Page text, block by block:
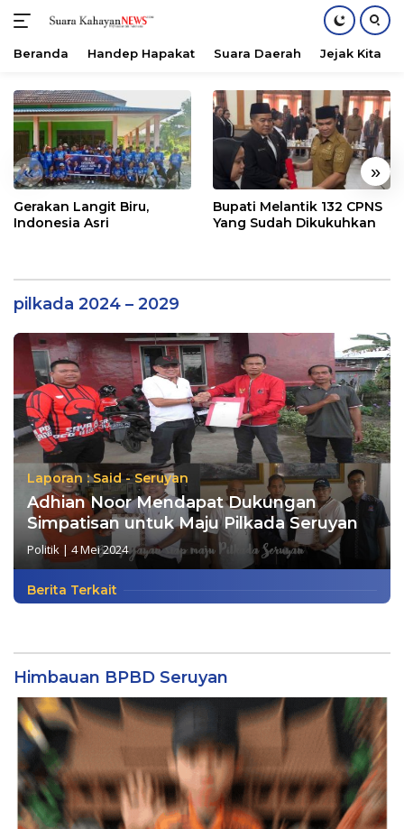
konten
Beranda Handep Hapakat Suara Daerah Jejak Kita
« »
Gerakan Langit Biru,
Indonesia Asri
Bupati Melantik 132 CPNS
Yang Sudah Dikukuhkan
pilkada 2024 – 2029
Laporan : Said - Seruyan
Adhian Noor Mendapat Dukungan
Simpatisan untuk Maju Pilkada Seruyan
Politik | 4 Mei 2024
Berita Terkait
Himbauan BPBD Seruyan